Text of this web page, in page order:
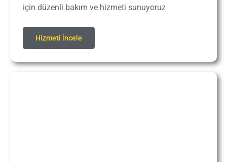
için düzenli bakım ve hizmeti sunuyoruz
Hizmeti İncele